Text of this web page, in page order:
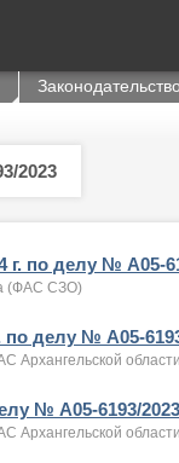
2023
г. по делу № А05-
(ФАС СЗО)
по делу № А05-
Архангельской
№ А05-6193/2023
Архангельской